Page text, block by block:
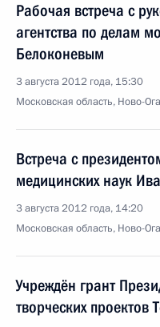
Рабочая встреча с
агентства по делам
Белоконевым
3 августа 2012 года, 15:30
Московская область, Ново-
Встреча с
медицинских наук
3 августа 2012 года, 14:20
Московская область, Ново-
Учреждён грант
творческих проектов